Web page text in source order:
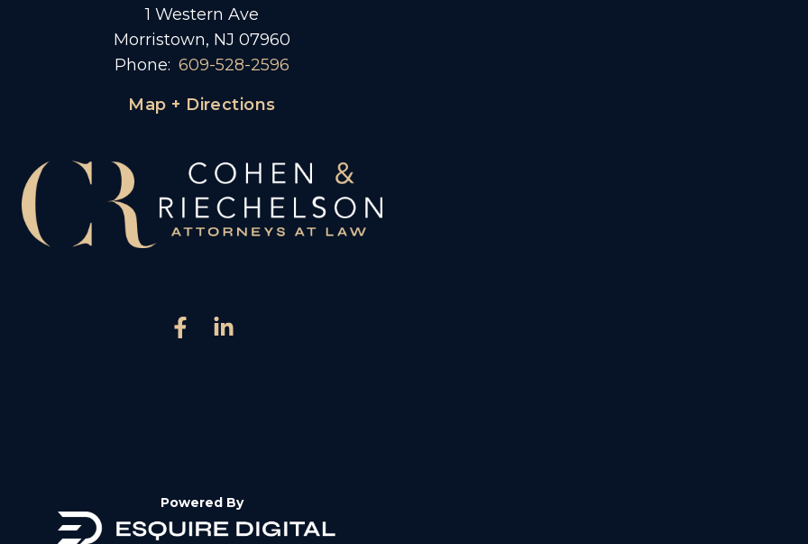
1 Western Ave
Morristown, NJ 07960
Phone: 609-528-2596
Map + Directions
Powered By